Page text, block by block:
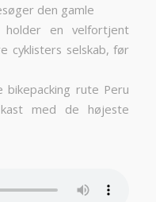
den gamle
holder en velfortjent
cyklisters selskab, før
rute Peru
med de højeste